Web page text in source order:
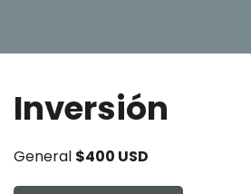
Inversión
General $400 USD